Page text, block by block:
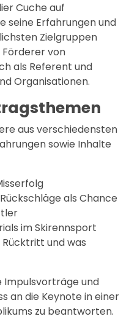
Cuche auf
seine Erfahrungen und
Zielgruppen
Förderer von
als Referent und
Organisationen.
aus verschiedensten
sowie Inhalte
als Chance
im Skirennsport
und was
Impulsvorträge und
an die Keynote in einer
zu beantworten.